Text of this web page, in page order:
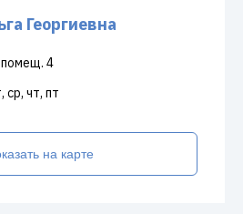
Георгиевна
помещ. 4
ср, чт, пт
на карте